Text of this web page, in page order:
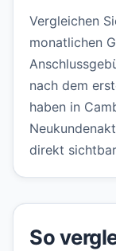
Vergleichen
monatlichen
nach dem
haben in
direkt
So